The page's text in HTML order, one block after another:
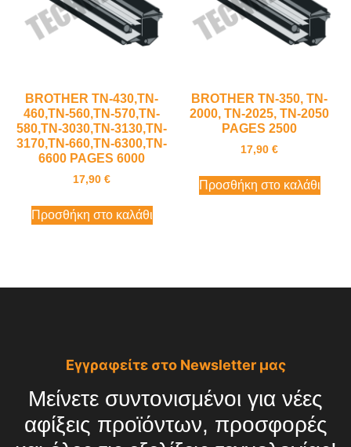
BROTHER TN-430,TN-
460,TN-560,TN-570,TN-
580,TN-3030,TN-3130,TN-
3170,TN-660,TN-6300,TN-
6600 PAGES 6000
17,90 €
Προσθήκη στο καλάθι
BROTHER TN-350, TN-
2000, TN-2025, TN-2050
PAGES 2500
17,90 €
Προσθήκη στο καλάθι
Εγγραφείτε στο Newsletter μας
Μείνετε συντονισμένοι για νέες
αφίξεις προϊόντων, προσφορές